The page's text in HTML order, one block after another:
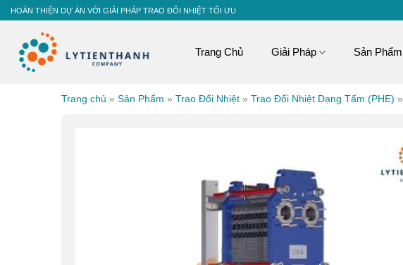
HOÀN THIỆN DỰ ÁN VỚI GIẢI PHÁP TRAO ĐỔI NHIỆT TỐI ƯU
Trang Chủ Giải Pháp Sản Phẩm
Trang chủ » Sản Phẩm » Trao Đổi Nhiệt » Trao Đổi Nhiệt Dạng Tấm (PHE) »